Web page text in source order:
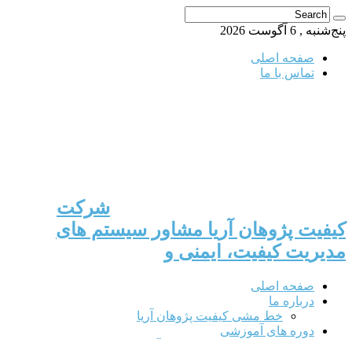
پنج‌شنبه , 6 آگوست 2026
صفحه اصلی
تماس با ما
شرکت
کیفیت پژوهان آریا مشاور سیستم های
مدیریت کیفیت، ایمنی و
صفحه اصلی
درباره ما
خط مشی کیفیت پژوهان آریا
دوره های آموزشی